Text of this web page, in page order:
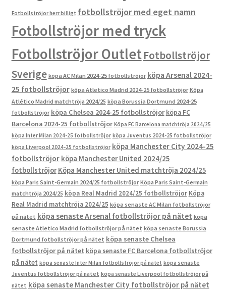
Fotbollströjor herr billigt fotbollströjor med eget namn
Fotbollströjor med tryck
Fotbollströjor OutletFotbollströjor
Sverige köpa AC Milan 2024-25 fotbollströjor köpa Arsenal 2024-
25 fotbollströjor köpa Atletico Madrid 2024-25 fotbollströjor Köpa
Atlético Madrid matchtröja 2024/25 köpa Borussia Dortmund 2024-25
fotbollströjor köpa Chelsea 2024-25 fotbollströjor köpa FC
Barcelona 2024-25 fotbollströjor Köpa FC Barcelona matchtröja 2024/25
köpa Inter Milan 2024-25 fotbollströjor köpa Juventus 2024-25 fotbollströjor
köpa Liverpool 2024-25 fotbollströjor köpa Manchester City 2024-25
fotbollströjor köpa Manchester United 2024/25
fotbollströjor Köpa Manchester United matchtröja 2024/25
köpa Paris Saint-Germain 2024/25 fotbollströjor Köpa Paris Saint-Germain
matchtröja 2024/25 köpa Real Madrid 2024/25 fotbollströjor Köpa
Real Madrid matchtröja 2024/25 köpa senaste AC Milan fotbollströjor
på nätet köpa senaste Arsenal fotbollströjor på nätet köpa
senaste Atletico Madrid fotbollströjor på nätet köpa senaste Borussia
Dortmund fotbollströjor på nätet köpa senaste Chelsea
fotbollströjor på nätet köpa senaste FC Barcelona fotbollströjor
på nätet köpa senaste Inter Milan fotbollströjor på nätet köpa senaste
Juventus fotbollströjor på nätet köpa senaste Liverpool fotbollströjor på
nätet köpa senaste Manchester City fotbollströjor på nätet